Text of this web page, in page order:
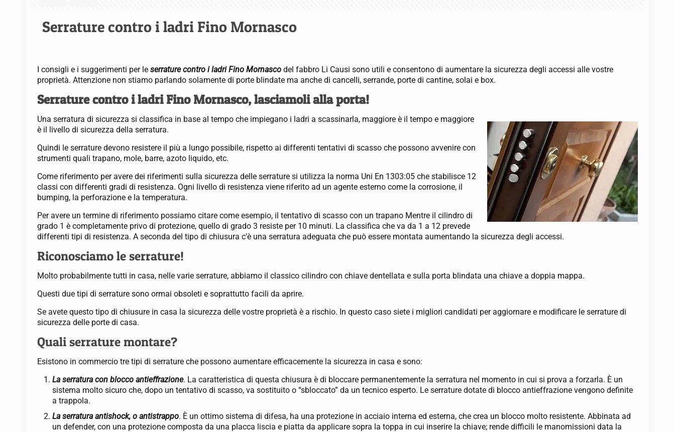
Serrature contro i ladri Fino Mornasco
I consigli e i suggerimenti per leserrature contro i ladri Fino Mornascodel fabbro Li Causi sono utili e consentono di aumentare la sicurezza degli accessi alle vostre
proprietà. Attenzione non stiamo parlando solamente di porte blindate ma anche di cancelli, serrande, porte di cantine, solai e box.
Serrature contro i ladri Fino Mornasco, lasciamoli alla porta!
Una serratura di sicurezza si classifica in base al tempo che impiegano i ladri a scassinarla, maggiore è il tempo e maggiore
è il livello di sicurezza della serratura.
Quindi le serrature devono resistere il più a lungo possibile, rispetto ai differenti tentativi di scasso che possono avvenire con
strumenti quali trapano, mole, barre, azoto liquido, etc.
Come riferimento per avere dei riferimenti sulla sicurezza delle serrature si utilizza la norma Uni En 1303:05 che stabilisce 12
classi con differenti gradi di resistenza. Ogni livello di resistenza viene riferito ad un agente esterno come la corrosione, il
bumping, la perforazione e la temperatura.
Per avere un termine di riferimento possiamo citare come esempio, il tentativo di scasso con un trapano Mentre il cilindro di
grado 1 è completamente privo di protezione, quello di grado 3 resiste per 10 minuti. La classifica che va da 1 a 12 prevede
differenti tipi di resistenza. A seconda del tipo di chiusura c’è una serratura adeguata che può essere montata aumentando la sicurezza degli accessi.
Riconosciamo le serrature!
Molto probabilmente tutti in casa, nelle varie serrature, abbiamo il classico cilindro con chiave dentellata e sulla porta blindata una chiave a doppia mappa.
Questi due tipi di serrature sono ormai obsoleti e soprattutto facili da aprire.
Se avete questo tipo di chiusure in casa la sicurezza delle vostre proprietà è a rischio. In questo caso siete i migliori candidati per aggiornare e modificare le serrature di
sicurezza delle porte di casa.
Quali serrature montare?
Esistono in commercio tre tipi di serrature che possono aumentare efficacemente la sicurezza in casa e sono:
La serratura con blocco antieffrazione. La caratteristica di questa chiusura è di bloccare permanentemente la serratura nel momento in cui si prova a forzarla. È un
sistema molto sicuro che, dopo un tentativo di scasso, va sostituito o “sbloccato” da un tecnico esperto. Le serrature dotate di blocco antieffrazione vengono definite
a trappola.
La serratura antishock, o antistrappo. È un ottimo sistema di difesa, ha una protezione in acciaio interna ed esterna, che crea un blocco molto resistente. Abbinata ad
un defender, con una protezione composta da una placca liscia e piatta da applicare sopra la toppa in cui inserire la chiave; rende difficili le manomissioni data la